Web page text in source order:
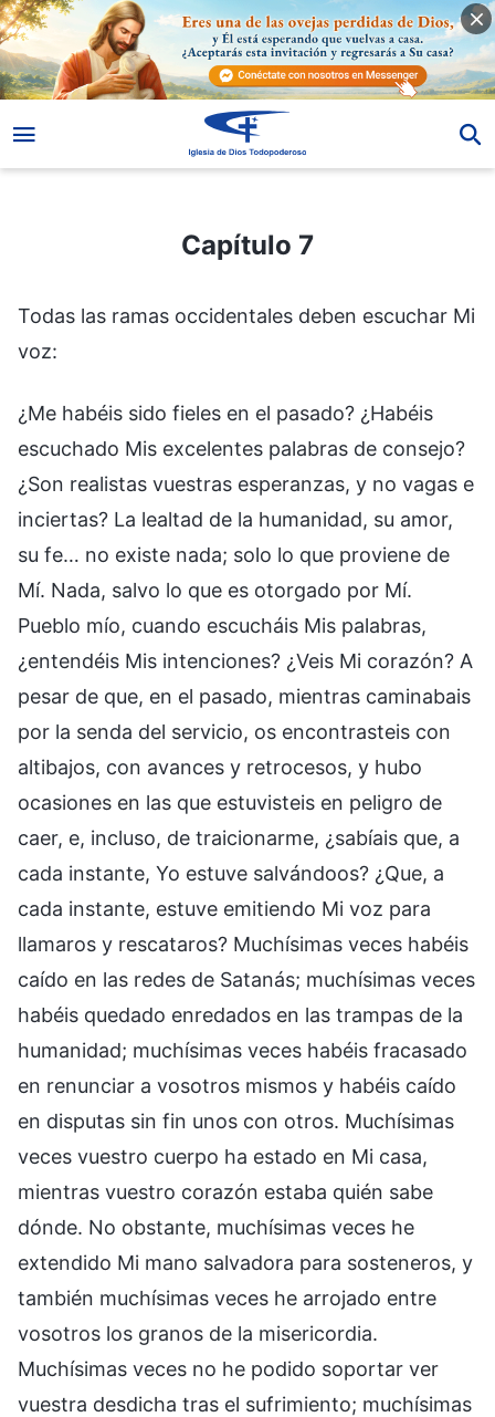
Capítulo 7
Todas las ramas occidentales deben escuchar Mi
voz:
¿Me habéis sido fieles en el pasado? ¿Habéis
escuchado Mis excelentes palabras de consejo?
¿Son realistas vuestras esperanzas, y no vagas e
inciertas? La lealtad de la humanidad, su amor,
su fe… no existe nada; solo lo que proviene de
Mí. Nada, salvo lo que es otorgado por Mí.
Pueblo mío, cuando escucháis Mis palabras,
¿entendéis Mis intenciones? ¿Veis Mi corazón? A
pesar de que, en el pasado, mientras caminabais
por la senda del servicio, os encontrasteis con
altibajos, con avances y retrocesos, y hubo
ocasiones en las que estuvisteis en peligro de
caer, e, incluso, de traicionarme, ¿sabíais que, a
cada instante, Yo estuve salvándoos? ¿Que, a
cada instante, estuve emitiendo Mi voz para
llamaros y rescataros? Muchísimas veces habéis
caído en las redes de Satanás; muchísimas veces
habéis quedado enredados en las trampas de la
humanidad; muchísimas veces habéis fracasado
en renunciar a vosotros mismos y habéis caído
en disputas sin fin unos con otros. Muchísimas
veces vuestro cuerpo ha estado en Mi casa,
mientras vuestro corazón estaba quién sabe
dónde. No obstante, muchísimas veces he
extendido Mi mano salvadora para sosteneros, y
también muchísimas veces he arrojado entre
vosotros los granos de la misericordia.
Muchísimas veces no he podido soportar ver
vuestra desdicha tras el sufrimiento; muchísimas